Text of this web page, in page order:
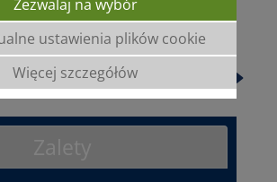
GEMENGE
Zezwalaj na wybór
ustawienia plików cookie
Więcej szczegółów